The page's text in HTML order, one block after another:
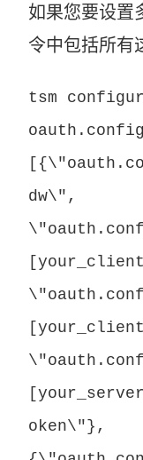
如果您要设置
令中包括所有
tsm
dw\",
oken\"},